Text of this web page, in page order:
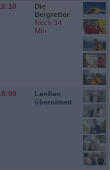
Die
Bergretter
Noch 34
Min.
Lenßen
übernimmt